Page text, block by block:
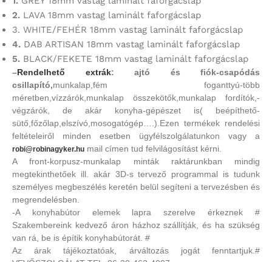
2. LAVA 18mm vastag laminált faforgácslap
3. WHITE/FEHÉR 18mm vastag laminált faforgácslap
4. DAB ARTISAN 18mm vastag laminált faforgácslap
5. BLACK/FEKETE 18mm vastag laminált faforgácslap
–Rendelhető extrák: ajtó és fiók-csapódás
csillapító,munkalap,fém foganttyú-több
méretben,vízzárók,munkalap összekötők,munkalap fordítók,-
végzárók, de akár konyha-gépészet is( beépíthető-
sütő,főzőlap,elszívó,mosogatógép….).Ezen termékek rendelési
feltételeiről minden esetben ügyfélszolgálatunkon vagy a
robi@robinagyker.hu mail címen tud felvilágosítást kérni.
A front-korpusz-munkalap minták raktárunkban mindig
megtekinthetőek ill. akár 3D-s tervező programmal is tudunk
személyes megbeszélés keretén belül segíteni a tervezésben és
megrendelésben.
-A konyhabútor elemek lapra szerelve érkeznek #
Szakembereink kedvező áron házhoz szállítják, és ha szükség
van rá, be is építik konyhabútorát. #
Az árak tájékoztatóak, árváltozás jogát fenntartjuk.#